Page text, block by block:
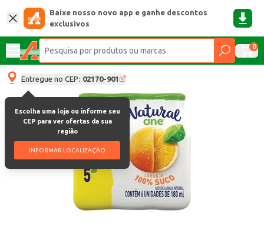
Baixe nosso novo app e ganhe descontos
exclusivos
0
Entregue no CEP: 02170-901
Escolha uma loja ou informe seu
CEP para ver ofertas da sua
região
INFORMAR LOCALIZAÇÃO